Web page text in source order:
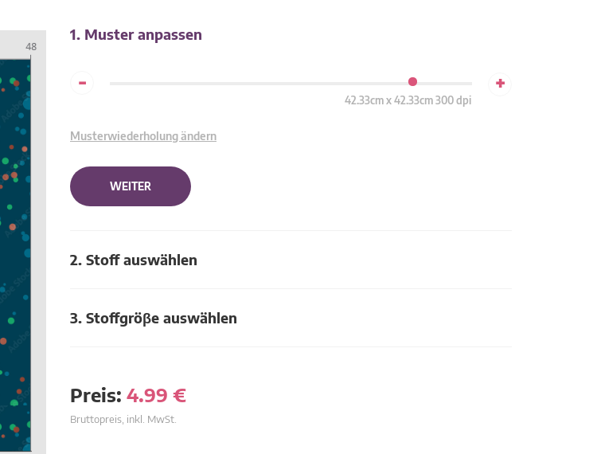
1. Muster anpassen
-
42.33cm x 42.33cm 300 dpi
+
Musterwiederholung ändern
WEITER
2. Stoff auswählen
3. Stoffgröβe auswählen
Preis: 4.99 €
Bruttopreis, inkl. MwSt.